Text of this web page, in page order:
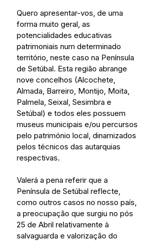
Quero apresentar-vos, de uma
forma muito geral, as
potencialidades educativas
patrimoniais num determinado
território, neste caso na Península
de Setúbal. Esta região abrange
nove concelhos (Alcochete,
Almada, Barreiro, Montijo, Moita,
Palmela, Seixal, Sesimbra e
Setúbal) e todos eles possuem
museus municipais e/ou percursos
pelo património local, dinamizados
pelos técnicos das autarquias
respectivas.
Valerá a pena referir que a
Península de Setúbal reflecte,
como outros casos no nosso país,
a preocupação que surgiu no pós
25 de Abril relativamente à
salvaguarda e valorização do